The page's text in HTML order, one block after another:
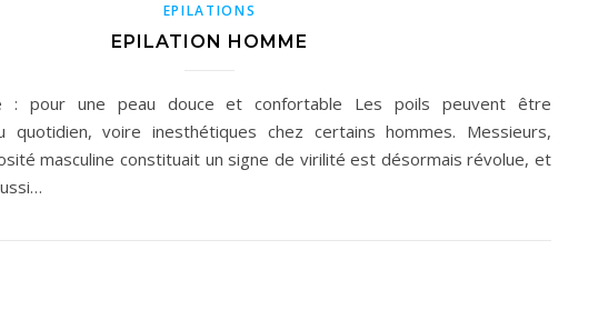
EPILATIONS
EPILATION HOMME
: pour une peau douce et confortable Les poils peuvent être
quotidien, voire inesthétiques chez certains hommes. Messieurs,
masculine constituait un signe de virilité est désormais révolue, et